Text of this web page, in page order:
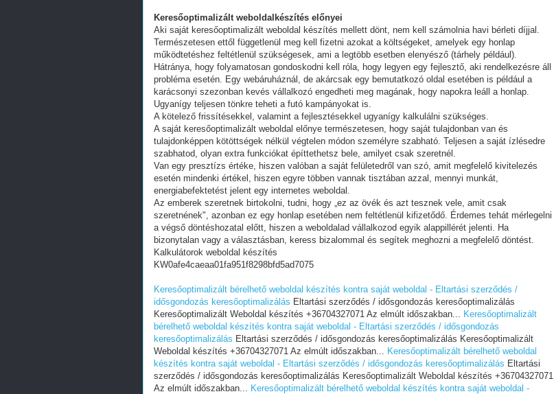
Keresőoptimalizált weboldalkészítés előnyei
Aki saját keresőoptimalizált weboldal készítés mellett dönt, nem kell számolnia havi bérleti díjjal.
Természetesen ettől függetlenül meg kell fizetni azokat a költségeket, amelyek egy honlap
működtetéshez feltétlenül szükségesek, ami a legtöbb esetben elenyésző (tárhely például).
Hátránya, hogy folyamatosan gondoskodni kell róla, hogy legyen egy fejlesztő, aki rendelkezésre áll
probléma esetén. Egy webáruháznál, de akárcsak egy bemutatkozó oldal esetében is például a
karácsonyi szezonban kevés vállalkozó engedheti meg magának, hogy napokra leáll a honlap.
Ugyanígy teljesen tönkre teheti a futó kampányokat is.
A kötelező frissítésekkel, valamint a fejlesztésekkel ugyanígy kalkulálni szükséges.
A saját keresőoptimalizált weboldal előnye természetesen, hogy saját tulajdonban van és
tulajdonképpen kötöttségek nélkül végtelen módon személyre szabható. Teljesen a saját ízlésedre
szabhatod, olyan extra funkciókat építtethetsz bele, amilyet csak szeretnél.
Van egy presztízs értéke, hiszen valóban a saját felületedről van szó, amit megfelelő kivitelezés
esetén mindenki értékel, hiszen egyre többen vannak tisztában azzal, mennyi munkát,
energiabefektetést jelent egy internetes weboldal.
Az emberek szeretnek birtokolni, tudni, hogy „ez az övék és azt tesznek vele, amit csak
szeretnének", azonban ez egy honlap esetében nem feltétlenül kifizetődő. Érdemes tehát mérlegelni
a végső döntéshozatal előtt, hiszen a weboldalad vállalkozod egyik alappillérét jelenti. Ha
bizonytalan vagy a választásban, keress bizalommal és segítek meghozni a megfelelő döntést.
Kalkulátorok weboldal készítés
KW0afe4caeaa01fa951f8298bfd5ad7075
Keresőoptimalizált bérelhető weboldal készítés kontra saját weboldal - Eltartási szerződés /
idősgondozás keresőoptimalizálás Eltartási szerződés / idősgondozás keresőoptimalizálás
Keresőoptimalizált Weboldal készítés +36704327071 Az elmúlt időszakban... Keresőoptimalizált
bérelhető weboldal készítés kontra saját weboldal - Eltartási szerződés / idősgondozás
keresőoptimalizálás Eltartási szerződés / idősgondozás keresőoptimalizálás Keresőoptimalizált
Weboldal készítés +36704327071 Az elmúlt időszakban... Keresőoptimalizált bérelhető weboldal
készítés kontra saját weboldal - Eltartási szerződés / idősgondozás keresőoptimalizálás Eltartási
szerződés / idősgondozás keresőoptimalizálás Keresőoptimalizált Weboldal készítés +36704327071
Az elmúlt időszakban... Keresőoptimalizált bérelhető weboldal készítés kontra saját weboldal -